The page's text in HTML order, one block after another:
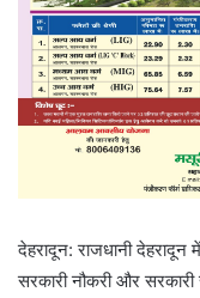
देहरादून: राजधानी
सरकारी नौकरी और